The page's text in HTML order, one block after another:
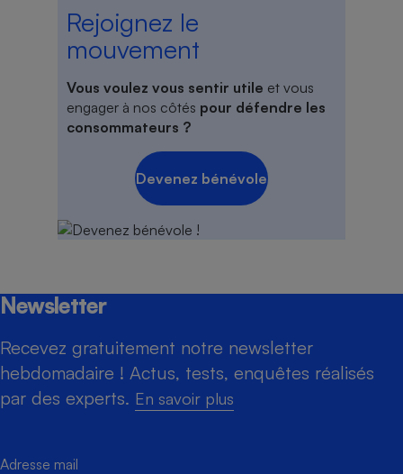
Rejoignez le
mouvement
Vous voulez vous sentir utile et vous
engager à nos côtés pour défendre les
consommateurs ?
Devenez bénévole
Newsletter
Recevez gratuitement notre newsletter
hebdomadaire ! Actus, tests, enquêtes réalisés
par des experts. En savoir plus
Adresse mail